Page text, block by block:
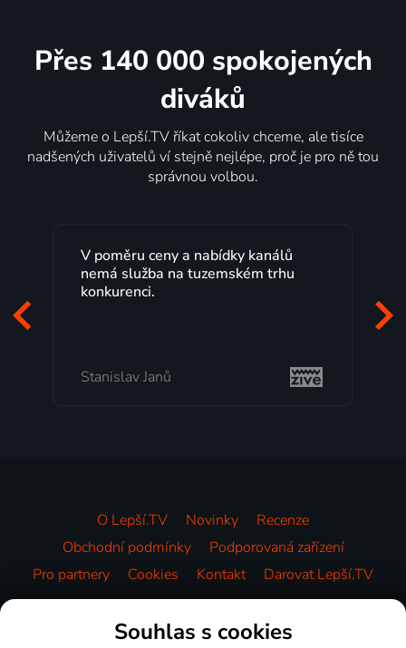
Přes 140 000 spokojených
diváků
Můžeme o Lepší.TV říkat cokoliv chceme, ale tisíce
nadšených uživatelů ví stejně nejlépe, proč je pro ně tou
správnou volbou.
V poměru ceny a nabídky kanálů
nemá služba na tuzemském trhu
konkurenci.
Stanislav Janů
O Lepší.TV Novinky
Recenze
Obchodní podmínky
Podporovaná zařízení
Pro partnery
Cookies Kontakt Darovat Lepší.TV
Videotéka
Souhlas s cookies